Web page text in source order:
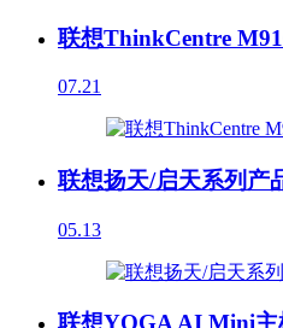
联想ThinkCentre
07.21
联想扬天/启天系列产
05.13